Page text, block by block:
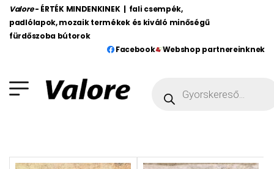
Valore - ÉRTÉK MINDENKINEK | fali csempék,
padlólapok, mozaik termékek és kiváló minőségű
fürdőszoba bútorok
Facebook
Webshop partnereinknek